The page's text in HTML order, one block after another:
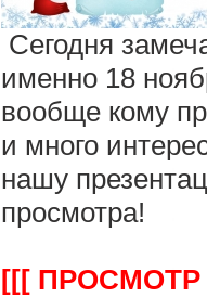
Сегодня
именно 18
вообще кому
и много
нашу
просмотра!
[[[ ПРОСМОТР